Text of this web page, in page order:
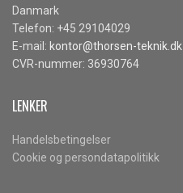
Danmark
Telefon: +45 29104029
E-mail: kontor@thorsen-teknik.dk
CVR-nummer: 36930764
LENKER
Handelsbetingelser
Cookie og persondatapolitikk